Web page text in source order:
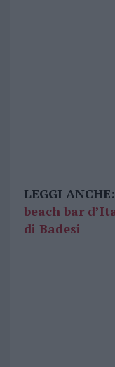
LEGGI ANCHE:
beach bar
di Badesi